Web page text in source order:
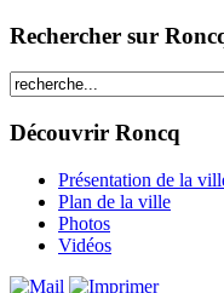
Rechercher sur
Découvrir Roncq
Présentation de la
Plan de la ville
Photos
Vidéos